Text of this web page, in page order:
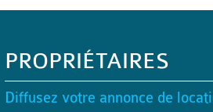
PROPRIÉTAIRES
Diffusez votre annonce de